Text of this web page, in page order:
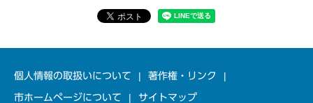
個人情報の取扱いについて 著作権・リンク
市ホームページについて サイトマップ